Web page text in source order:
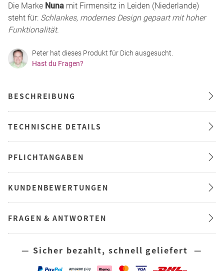
Die Marke Nuna mit Firmensitz in Leiden (Niederlande)
steht für: Schlankes, modernes Design gepaart mit hoher
Funktionalität.
Peter hat dieses Produkt für Dich ausgesucht.
Hast du Fragen?
BESCHREIBUNG
TECHNISCHE DETAILS
PFLICHTANGABEN
KUNDENBEWERTUNGEN
FRAGEN & ANTWORTEN
— Sicher bezahlt, schnell geliefert —